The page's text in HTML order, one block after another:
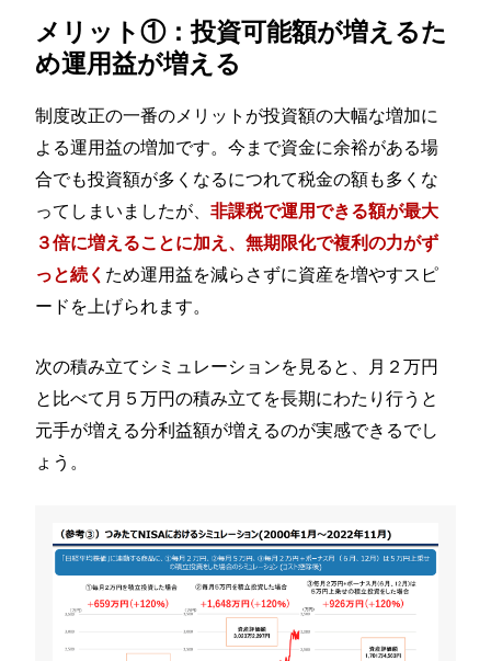
メリット①：投資可能額が増えるた
め運用益が増える
制度改正の一番のメリットが投資額の大幅な増加に
よる運用益の増加です。今まで資金に余裕がある場
合でも投資額が多くなるにつれて税金の額も多くな
ってしまいましたが、非課税で運用できる額が最大
３倍に増えることに加え、無期限化で複利の力がず
っと続く ため運用益を減らさずに資産を増やすスピ
ードを上げられます。
次の積み立てシミュレーションを見ると、月２万円
と比べて月５万円の積み立てを長期にわたり行うと
元手が増える分利益額が増えるのが実感できるでし
ょう。